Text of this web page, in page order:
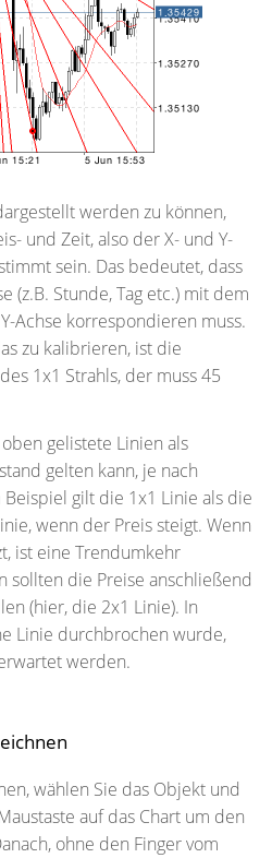
werden zu können,
und Zeit, also der X- und Y-
sein. Das bedeutet, dass
(z.B. Stunde, Tag etc.) mit dem
Achse korrespondieren muss.
zu kalibrieren, ist die
1x1 Strahls, der muss 45
gelistete Linien als
gelten kann, je nach
Beispiel gilt die 1x1 Linie als die
wenn der Preis steigt. Wenn
ist eine Trendumkehr
sollten die Preise anschließend
(hier, die 2x1 Linie). In
Linie durchbrochen wurde,
werden.
wählen Sie das Objekt und
auf das Chart um den
ohne den Finger vom